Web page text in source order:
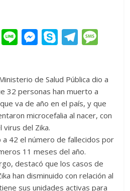
F
ac
Li
n
M
e
e
n
g
er
S
k
p
e
T
el
gr
a
m
a
g
e
de Salud Pública dio a
32 personas han muerto a
va de año en el país, y que
microcefalia al nacer, con
virus del Zika.
42 el número de fallecidos por
11 meses del año.
destacó que los casos de
han disminuido con relación al
sus unidades activas para